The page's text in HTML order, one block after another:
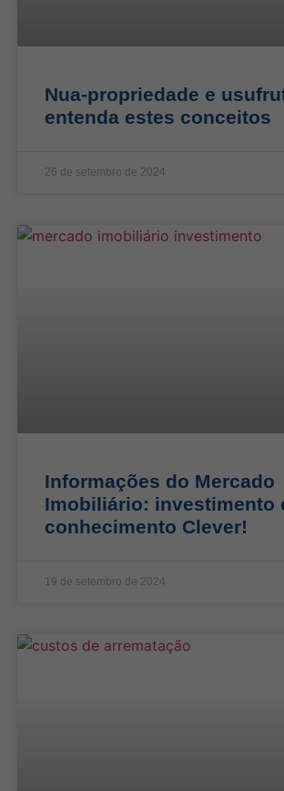
Nua-propriedade e
entenda estes conceitos
26 de setembro de 2024
Informações do Mercado
Imobiliário: investimento
conhecimento Clever!
19 de setembro de 2024